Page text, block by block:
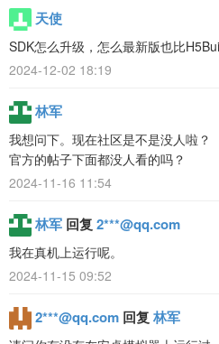
天使
SDK怎么升级，怎么最新版也比
2024-12-02 18:19
林军
我想问下。现在社区是不是没人啦？
官方的帖子下面都没人看的吗？
2024-11-16 11:54
林军 回复 2***@qq.com
我在真机上运行呢。
2024-11-15 09:52
2***@qq.com 回复 林军